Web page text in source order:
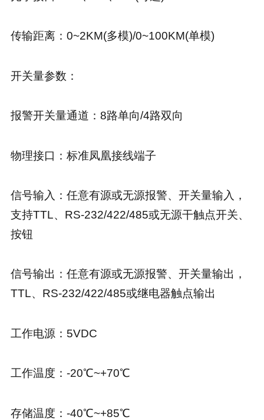
传输距离：0~2KM(多模)/0~100KM(单模)
开关量参数：
报警开关量通道：8路单向/4路双向
物理接口：标准凤凰接线端子
信号输入：任意有源或无源报警、开关量输入，
支持TTL、RS-232/422/485或无源干触点开关、
按钮
信号输出：任意有源或无源报警、开关量输出，
TTL、RS-232/422/485或继电器触点输出
工作电源：5VDC
工作温度：-20℃~+70℃
存储温度：-40℃~+85℃